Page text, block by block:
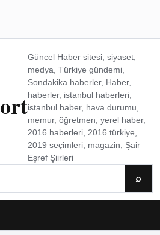
Güncel Haber sitesi, siyaset,
medya, Türkiye gündemi,
Sondakika haberler, Haber,
haberler, istanbul haberleri,
istanbul haber, hava durumu,
memur, öğretmen, yerel haber,
2016 haberleri, 2016 türkiye,
2019 seçimleri, magazin, Şair
Eşref Şiirleri
⌕